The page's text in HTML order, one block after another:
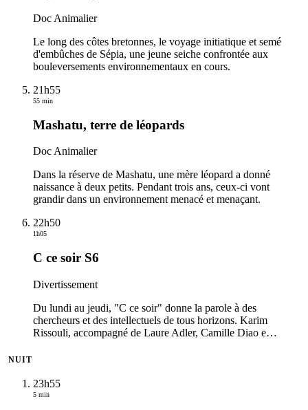
Doc Animalier
Le long des côtes bretonnes, le voyage initiatique et semé
d'embûches de Sépia, une jeune seiche confrontée aux
bouleversements environnementaux en cours.
21h55
55 min
Mashatu, terre de léopards
Doc Animalier
Dans la réserve de Mashatu, une mère léopard a donné
naissance à deux petits. Pendant trois ans, ceux-ci vont
grandir dans un environnement menacé et menaçant.
22h50
1h05
C ce soir S6
Divertissement
Du lundi au jeudi, "C ce soir" donne la parole à des
chercheurs et des intellectuels de tous horizons. Karim
Rissouli, accompagné de Laure Adler, Camille Diao e…
NUIT
23h55
5 min